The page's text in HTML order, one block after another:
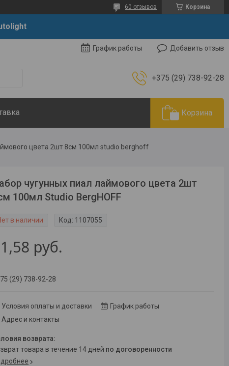
Корзина
60 отзывов
График работы Добавить отзыв
+375 (29) 738-92-28
Корзина
цвета 2шт 8см 100мл studio berghoff
чугунных пиал лаймового цвета 2шт
100мл Studio BergHOFF
в наличии Код: 1107055
руб.
(29) 738-92-28
Условия оплаты и доставки
График работы
Адрес и контакты
товара в течение 14 дней по договоренности